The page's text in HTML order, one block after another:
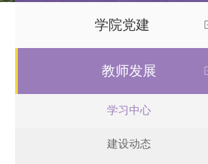
学院党建
教师发展
学习中心
建设动态